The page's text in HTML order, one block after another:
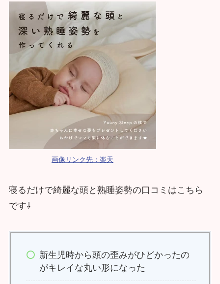
画像リンク先：楽天
寝るだけで綺麗な頭と熟睡姿勢の口コミはこちら
です⇩
新生児時から頭の歪みがひどかったの
がキレイな丸い形になった